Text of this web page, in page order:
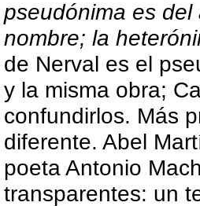
pseudónima es
nombre; la
de Nerval es el
y la misma obra;
confundirlos. Más
diferente. Abel
poeta Antonio
transparentes: un